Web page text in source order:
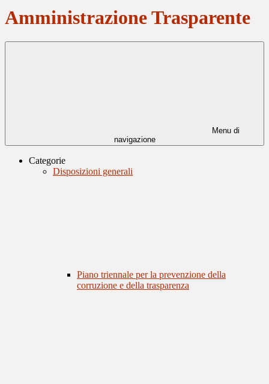
Amministrazione Trasparente
Menu di
navigazione
Categorie
Disposizioni generali
Piano triennale per la prevenzione della
corruzione e della trasparenza